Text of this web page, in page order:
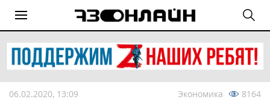
06.02.2020, 13:09 Экономика 8164